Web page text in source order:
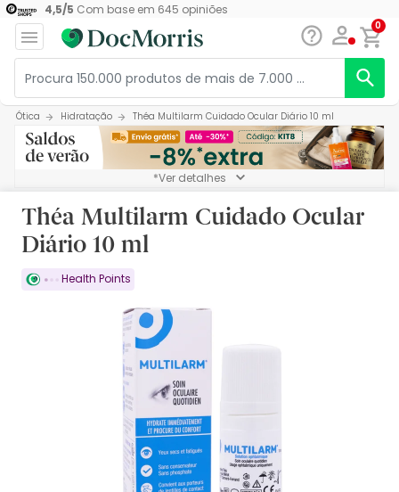
4,5/5 Com base em 645 opiniões
0
Ótica Hidratação Théa Multilarm Cuidado Ocular Diário 10 ml
*Ver detalhes
Théa Multilarm Cuidado Ocular
Diário 10 ml
Health Points